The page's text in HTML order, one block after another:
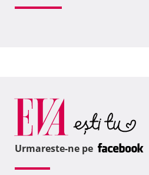
Urmareste-ne pe